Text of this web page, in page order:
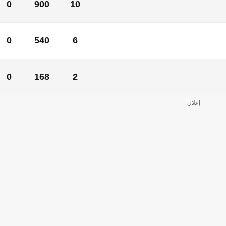
10
900
0
6
540
0
2
168
0
إعلان